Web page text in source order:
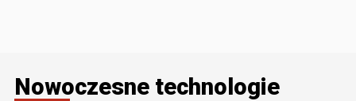
Nowoczesne technologie